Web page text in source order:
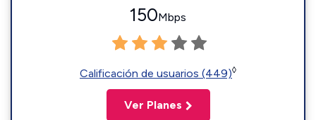
150Mbps
Calificación de usuarios (449)◊
Ver Planes